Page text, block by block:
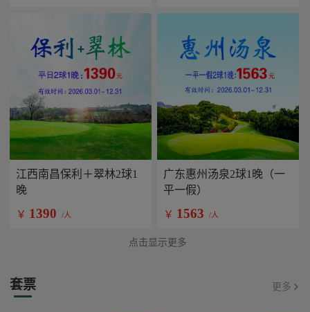
江西南昌保利＋翠林2球1
晚
￥ 1390 /人
广东惠州汤泉2球1晚（一
平一假）
￥ 1563 /人
点击显示更多
套票 更多